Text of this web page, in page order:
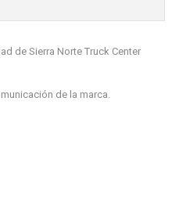
de Sierra Norte Truck Center
de la marca.